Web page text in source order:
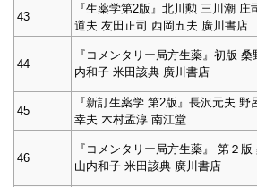
43
『生薬学第2版』北川勲 三川潮 庄
道夫 友田正司 西岡五夫 廣川書店
44
『コメンタリー局方生薬』初版 桑
内和子 米田該典 廣川書店
45
『新訂生薬学 第2版』長沢元夫 野
幸夫 木村孟淳 南江堂
46
『コメンタリー局方生薬』 第２版
山内和子 米田該典 廣川書店